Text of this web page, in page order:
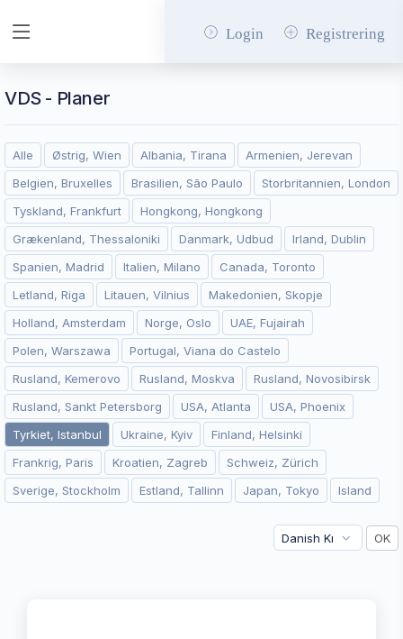
Login Registrering
VDS - Planer
Alle Østrig, Wien Albania, Tirana
Armenien, Jerevan
Belgien, Bruxelles
Brasilien, São Paulo
Storbritannien, London
Tyskland, Frankfurt
Hongkong, Hongkong
Grækenland, Thessaloniki
Danmark, Udbud
Irland, Dublin
Spanien, Madrid
Italien, Milano
Canada, Toronto
Letland, Riga
Litauen, Vilnius
Makedonien, Skopje
Holland, Amsterdam
Norge, Oslo
UAE, Fujairah
Polen, Warszawa
Portugal, Viana do Castelo
Rusland, Kemerovo
Rusland, Moskva
Rusland, Novosibirsk
Rusland, Sankt Petersborg
USA, Atlanta
USA, Phoenix
Tyrkiet, Istanbul
Ukraine, Kyiv
Finland, Helsinki
Frankrig, Paris
Kroatien, Zagreb
Schweiz, Zürich
Sverige, Stockholm
Estland, Tallinn Japan, Tokyo Island